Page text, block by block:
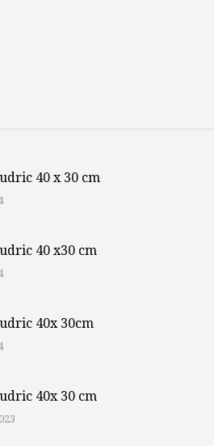
40 x 30 cm
40 x30 cm
40x 30cm
40x 30 cm